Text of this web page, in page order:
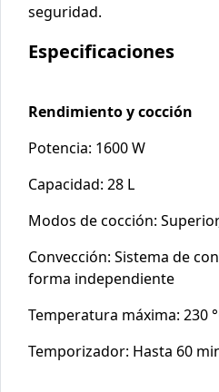
seguridad​.
Especificaciones
Rendimiento y cocción
Potencia: 1600 W
Capacidad: 28 L
Modos de cocción:
Convección: Sistema de
forma independiente
Temperatura máxima: 230
Temporizador: Hasta 60